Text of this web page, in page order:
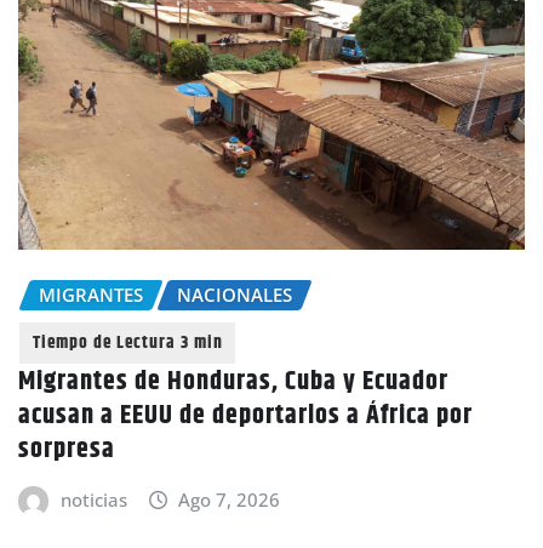
MIGRANTES NACIONALES
Migrantes de Honduras, Cuba y Ecuador
acusan a EEUU de deportarlos a África por
sorpresa
noticias Ago 7, 2026